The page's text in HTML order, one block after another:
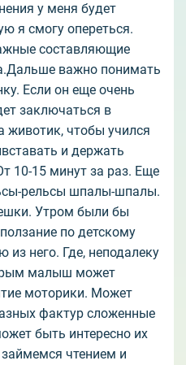
у меня будет
я смогу опереться.
составляющие
важно понимать
Если он еще очень
заключаться в
животик, чтобы учился
и держать
10-15 минут за раз. Еще
рельсы шпалы-шпалы.
Утром были бы
по детскому
из него. Где, неподалеку
малыш может
моторики. Может
фактур сложенные
быть интересно их
чтением и